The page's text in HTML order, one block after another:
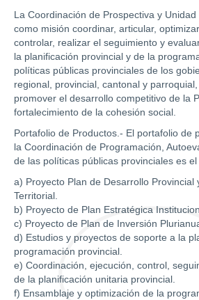
La Coordinación de Prospectiva y Unidad
como misión coordinar, articular,
controlar, realizar el seguimiento y
la planificación provincial y de la
políticas públicas provinciales de los
regional, provincial, cantonal y
promover el desarrollo competitivo de la
fortalecimiento de la cohesión social.
Portafolio de Productos.- El portafolio de
la Coordinación de Programación,
de las políticas públicas provinciales es
a) Proyecto Plan de Desarrollo Provincial
Territorial.
b) Proyecto de Plan Estratégica
c) Proyecto de Plan de Inversión
d) Estudios y proyectos de soporte a la
programación provincial.
e) Coordinación, ejecución, control,
de la planificación unitaria provincial.
f) Ensamblaje y optimización de la